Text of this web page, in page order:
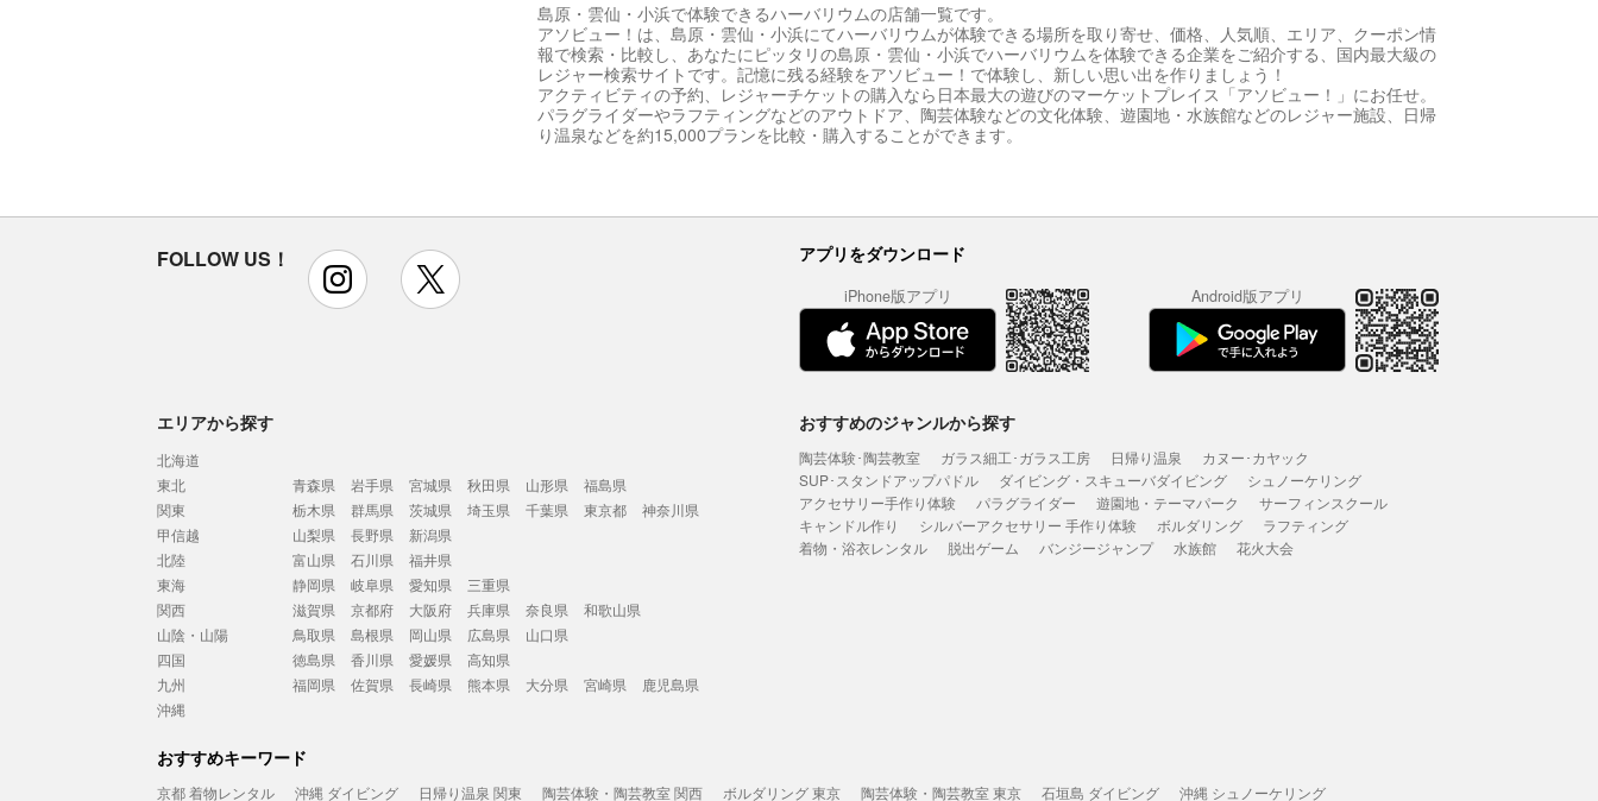
島原・雲仙・小浜で体験できるハーバリウムの店舗一覧です。
アソビュー！は、島原・雲仙・小浜にてハーバリウムが体験できる場所を取り寄せ、価格、人気順、エリア、クーポン情
報で検索・比較し、あなたにピッタリの島原・雲仙・小浜でハーバリウムを体験できる企業をご紹介する、国内最大級の
レジャー検索サイトです。記憶に残る経験をアソビュー！で体験し、新しい思い出を作りましょう！
アクティビティの予約、レジャーチケットの購入なら日本最大の遊びのマーケットプレイス「アソビュー！」にお任せ。
パラグライダーやラフティングなどのアウトドア、陶芸体験などの文化体験、遊園地・水族館などのレジャー施設、日帰
り温泉などを約15,000プランを比較・購入することができます。
FOLLOW US！ instagram アプリをダウンロード
iPhone版アプリ Android版アプリ
エリアから探す
北海道
東北
青森県 岩手県 宮城県 秋田県 山形県
福島県
関東
栃木県 群馬県 茨城県 埼玉県 千葉県 東京都
神奈川県
甲信越
山梨県 長野県
新潟県
北陸
富山県 石川県
福井県
東海
静岡県 岐阜県 愛知県
三重県
関西
滋賀県 京都府 大阪府 兵庫県 奈良県
和歌山県
山陰・山陽
鳥取県 島根県 岡山県 広島県
山口県
四国
徳島県 香川県 愛媛県
高知県
九州
福岡県 佐賀県 長崎県 熊本県 大分県 宮崎県
鹿児島県
沖縄
おすすめのジャンルから探す
陶芸体験･陶芸教室 ガラス細工･ガラス工房 日帰り温泉
カヌー･カヤック
SUP･スタンドアップパドル
ダイビング・スキューバダイビング
シュノーケリング
アクセサリー手作り体験
パラグライダー 遊園地・テーマパーク
サーフィンスクール
キャンドル作り
シルバーアクセサリー 手作り体験 ボルダリング
ラフティング
着物・浴衣レンタル
脱出ゲーム バンジージャンプ 水族館 花火大会
おすすめキーワード
京都 着物レンタル 沖縄 ダイビング 日帰り温泉 関東 陶芸体験・陶芸教室 関西 ボルダリング 東京 陶芸体験・陶芸教室 東京 石垣島 ダイビング 沖縄 シュノーケリング